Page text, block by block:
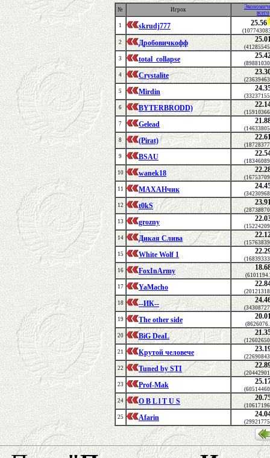
№ Игрок
всего
1 skrudj777 25.56
2
Дробовичкофф
3
total_collapse
4
Crystalite
5
Mirdin
6
BYTERBRODD)
7
Gelead
8
(Pirat)
9
BSAU
10
wanek18
11
МАХАНчик
12
t0kS
13
grozny
14
Дикая Слива
15
White Wolf 1
16
FoxInArmy
17
YaMacho
18
--ИК--
19
The other side
20
BiG DeaL
21
Крутой человече
22
Tuned by STI
23
Prof-Mak
24
O B L l T U S
25
Afarin